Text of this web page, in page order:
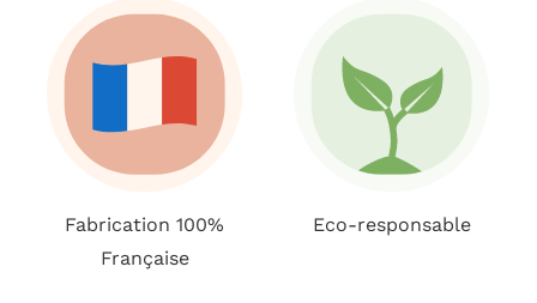
Fabrication 100%
Française
Eco-responsable